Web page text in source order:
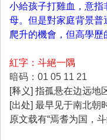
小給孩子打雞血，意
母。但是對家庭背景普
爬升的機會，但高學歷
紅字：斗絕一隅
暗码：01 05 11 21
[释义] 指孤悬在边远地
[出处] 最早见于南北朝
原文载有“焉耆为国，